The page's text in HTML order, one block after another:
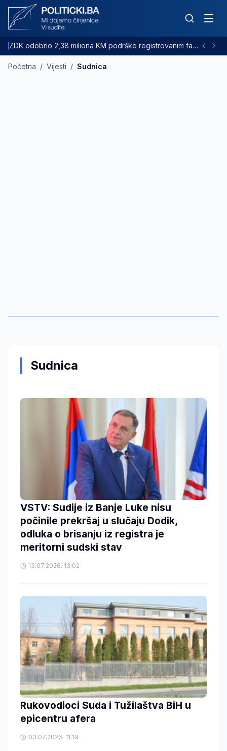
ZDK odobrio 2,38 miliona KM podrške registrovanim farmama goveda
Početna / Vijesti / Sudnica
Sudnica
VSTV: Sudije iz Banje Luke nisu
počinile prekršaj u slučaju Dodik,
odluka o brisanju iz registra je
meritorni sudski stav
13.07.2026. 13:02
Rukovodioci Suda i Tužilaštva BiH u
epicentru afera
03.07.2026. 11:19